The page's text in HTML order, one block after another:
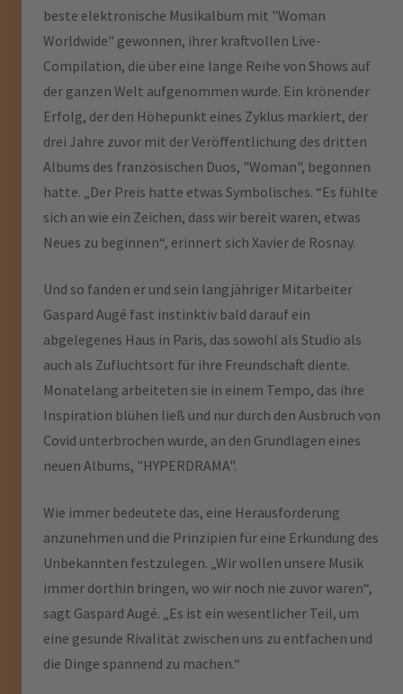
beste elektronische Musikalbum mit "Woman
Worldwide" gewonnen, ihrer kraftvollen Live-
Compilation, die über eine lange Reihe von Shows auf
der ganzen Welt aufgenommen wurde. Ein krönender
Erfolg, der den Höhepunkt eines Zyklus markiert, der
drei Jahre zuvor mit der Veröffentlichung des dritten
Albums des französischen Duos, "Woman", begonnen
hatte. „Der Preis hatte etwas Symbolisches. “Es fühlte
sich an wie ein Zeichen, dass wir bereit waren, etwas
Neues zu beginnen“, erinnert sich Xavier de Rosnay.
Und so fanden er und sein langjähriger Mitarbeiter
Gaspard Augé fast instinktiv bald darauf ein
abgelegenes Haus in Paris, das sowohl als Studio als
auch als Zufluchtsort für ihre Freundschaft diente.
Monatelang arbeiteten sie in einem Tempo, das ihre
Inspiration blühen ließ und nur durch den Ausbruch von
Covid unterbrochen wurde, an den Grundlagen eines
neuen Albums, "HYPERDRAMA".
Wie immer bedeutete das, eine Herausforderung
anzunehmen und die Prinzipien für eine Erkundung des
Unbekannten festzulegen. „Wir wollen unsere Musik
immer dorthin bringen, wo wir noch nie zuvor waren“,
sagt Gaspard Augé. „Es ist ein wesentlicher Teil, um
eine gesunde Rivalität zwischen uns zu entfachen und
die Dinge spannend zu machen.“